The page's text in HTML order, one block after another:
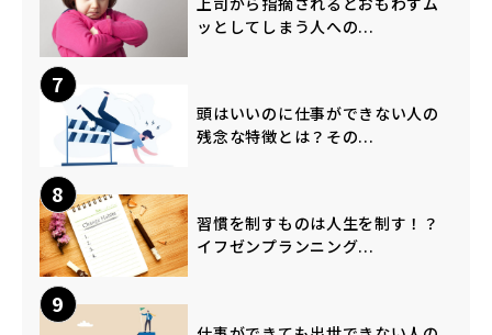
ッとしてしまう人への...
7
頭はいいのに仕事ができない人の
残念な特徴とは？その...
8
習慣を制すものは人生を制す！？
イフゼンプランニング...
9